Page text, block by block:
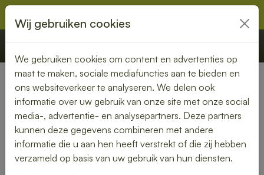
€ 0,00 Offerte Bestellen
Wij gebruiken cookies
We gebruiken cookies om content en advertenties op
maat te maken, sociale mediafuncties aan te bieden en
ons websiteverkeer te analyseren. We delen ook
informatie over uw gebruik van onze site met onze social
media-, advertentie- en analysepartners. Deze partners
kunnen deze gegevens combineren met andere
informatie die u aan hen heeft verstrekt of die zij hebben
verzameld op basis van uw gebruik van hun diensten.